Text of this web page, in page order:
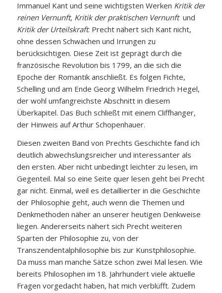
Immanuel Kant und seine wichtigsten Werken Kritik der
reinen Vernunft, Kritik der praktischen Vernunftund
Kritik der Urteilskraft. Precht nähert sich Kant nicht,
ohne dessen Schwächen und Irrungen zu
berücksichtigen. Diese Zeit ist geprägt durch die
französische Revolution bis 1799, an die sich die
Epoche der Romantik anschließt. Es folgen Fichte,
Schelling und am Ende Georg Wilhelm Friedrich Hegel,
der wohl umfangreichste Abschnitt in diesem
Überkapitel. Das Buch schließt mit einem Cliffhanger,
der Hinweis auf Arthur Schopenhauer.
Diesen zweiten Band von Prechts Geschichte fand ich
deutlich abwechslungsreicher und interessanter als
den ersten. Aber nicht unbedingt leichter zu lesen, im
Gegenteil. Mal so eine Seite quer lesen geht bei Precht
gar nicht. Einmal, weil es detaillierter in die Geschichte
der Philosophie geht, auch wenn die Themen und
Denkmethoden näher an unserer heutigen Denkweise
liegen. Andererseits nähert sich Precht weiteren
Sparten der Philosophie zu, von der
Transzendentalphilosophie bis zur Kunstphilosophie.
Da muss man manche Sätze schon zwei Mal lesen. Wie
bereits Philosophen im 18. Jahrhundert viele aktuelle
Fragen vorgedacht haben, hat mich verblüfft. Zudem